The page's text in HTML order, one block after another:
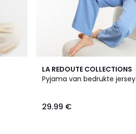
LA REDOUTE COLLECTIONS
Pyjama van bedrukte jersey
29.99 €
5
/
2
Kleuren